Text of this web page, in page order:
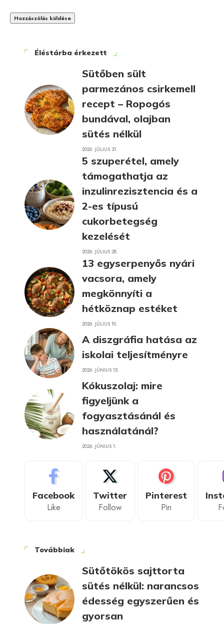
Éléstárba érkezett
Sütőben sült
parmezános csirkemell
recept – Ropogós
bundával, olajban
sütés nélkül
2026. JÚLIUS 31.
5 szuperétel, amely
támogathatja az
inzulinrezisztencia és a
2-es típusú
cukorbetegség
kezelését
2026. JÚLIUS 28.
13 egyserpenyős nyári
vacsora, amely
megkönnyíti a
hétköznap estéket
2026. JÚLIUS 10.
A diszgráfia hatása az
iskolai teljesítményre
2026. JÚNIUS 15.
Kókuszolaj: mire
figyeljünk a
fogyasztásánál és
használatánál?
2026. JÚNIUS 1.
Facebook
Like
Twitter
Follow
Pinterest
Pin
Továbbiak
Sütőtökös sajttorta
sütés nélkül: narancsos
édesség egyszerűen és
gyorsan